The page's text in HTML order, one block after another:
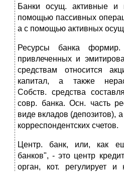
Банки осущ. активные и
помощью пассивных
а с помощью активных
Ресурсы банка формир.
привлеченных и
средствам относится
капи­тал, а также
Собств. средства
совр. банка. Осн. часть
виде вкладов (депозитов),
корреспон­дентских счетов.
Центр. банк, или, как
банков", - это центр
орган, кот. регулирует и